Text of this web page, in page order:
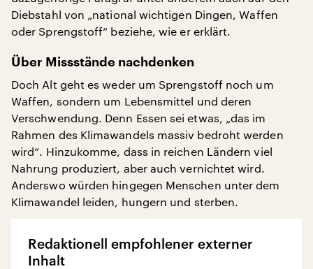
Diebstahl von „national wichtigen Dingen, Waffen
oder Sprengstoff“ beziehe, wie er erklärt.
Über Missstände nachdenken
Doch Alt geht es weder um Sprengstoff noch um
Waffen, sondern um Lebensmittel und deren
Verschwendung. Denn Essen sei etwas, „das im
Rahmen des Klimawandels massiv bedroht werden
wird“. Hinzukomme, dass in reichen Ländern viel
Nahrung produziert, aber auch vernichtet wird.
Anderswo würden hingegen Menschen unter dem
Klimawandel leiden, hungern und sterben.
Redaktionell empfohlener externer
Inhalt